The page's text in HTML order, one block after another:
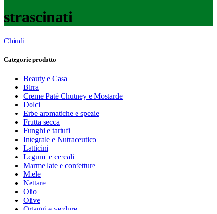
strascinati
Chiudi
Categorie prodotto
Beauty e Casa
Birra
Creme Patè Chutney e Mostarde
Dolci
Erbe aromatiche e spezie
Frutta secca
Funghi e tartufi
Integrale e Nutraceutico
Latticini
Legumi e cereali
Marmellate e confetture
Miele
Nettare
Olio
Olive
Ortaggi e verdure